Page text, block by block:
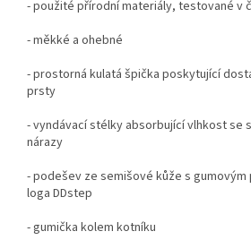
- použité přírodní materiály, testované v
- měkké a ohebné
- prostorná kulatá špička poskytující
prsty
- vyndávací stélky absorbující vlhkost se
nárazy
- podešev ze semišové kůže s
loga DDstep
- gumička kolem kotníku